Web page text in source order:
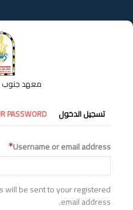
إلى
المحتوى
معهد جنوب
التبويبات
الأساسية
تسجيل الدخول PASSWORD
Username or email address
will be sent to your registered
email address.